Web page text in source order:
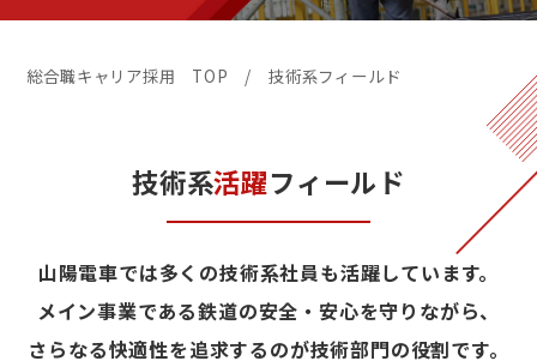
総合職キャリア採用 TOP 技術系フィールド
技術系活躍フィールド
山陽電車では多くの技術系社員も活躍しています。
メイン事業である鉄道の安全・安心を守りながら、
さらなる快適性を追求するのが技術部門の役割です。